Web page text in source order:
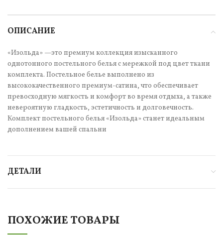
ОПИСАНИЕ
«Изольда» —это премиум коллекция изысканного
однотонного постельного белья с мережкой под цвет ткани
комплекта. Постельное белье выполнено из
высококачественного премиум-сатина, что обеспечивает
превосходную мягкость и комфорт во время отдыха, а также
невероятную гладкость, эстетичность и долговечность.
Комплект постельного белья «Изольда» станет идеальным
дополнением вашей спальни
ДЕТАЛИ
ПОХОЖИЕ ТОВАРЫ